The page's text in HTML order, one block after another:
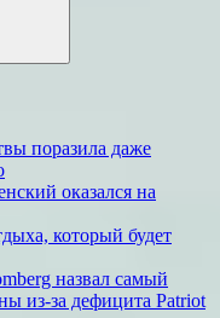
поразила даже
оказался на
который будет
назвал самый
из-за дефицита Patriot